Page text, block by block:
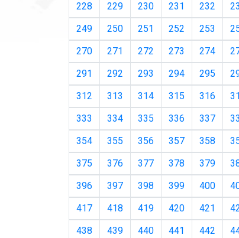
228
229 230 231 232
249
250 251 252 253
270
271 272 273 274
291
292 293 294 295
312
313 314 315 316
333
334 335 336 337
354
355 356 357 358
375
376 377 378 379
396
397 398 399 400
417
418 419 420 421
438
439 440 441 442